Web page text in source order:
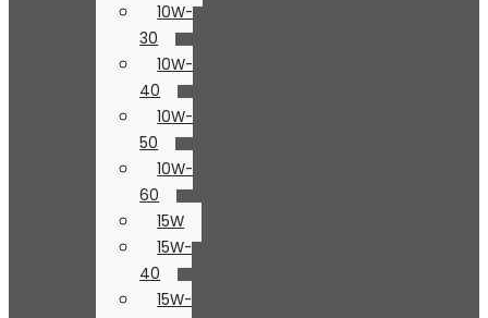
10W-
30
10W-
40
10W-
50
10W-
60
15W
15W-
40
15W-